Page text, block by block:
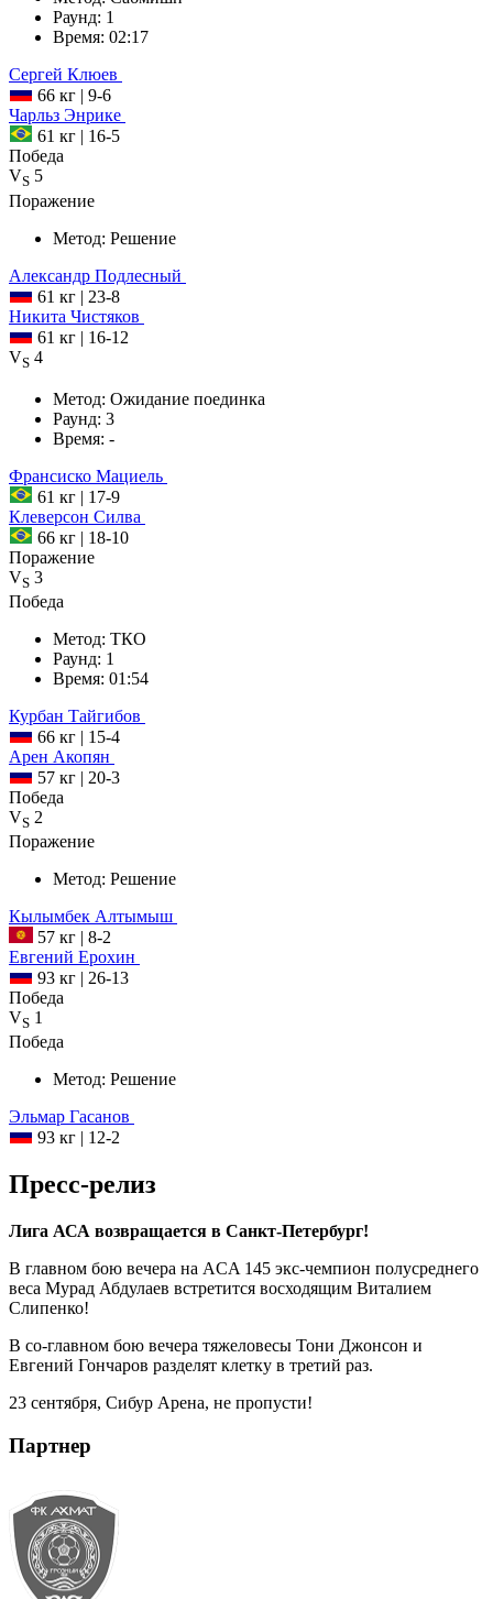
Раунд: 1
Время: 02:17
Сергей Клюев
66 кг | 9-6
Чарльз Энрике
61 кг | 16-5
Победа
VS 5
Поражение
Метод: Решение
Александр Подлесный
61 кг | 23-8
Никита Чистяков
61 кг | 16-12
VS 4
Метод: Ожидание поединка
Раунд: 3
Время: -
Франсиско Мациель
61 кг | 17-9
Клеверсон Силва
66 кг | 18-10
Поражение
VS 3
Победа
Метод: ТКО
Раунд: 1
Время: 01:54
Курбан Тайгибов
66 кг | 15-4
Арен Акопян
57 кг | 20-3
Победа
VS 2
Поражение
Метод: Решение
Кылымбек Алтымыш
57 кг | 8-2
Евгений Ерохин
93 кг | 26-13
Победа
VS 1
Победа
Метод: Решение
Эльмар Гасанов
93 кг | 12-2
Пресс-релиз
Лига АСА возвращается в Санкт-Петербург!
В главном бою вечера на ACA 145 экс-чемпион полусреднего
веса Мурад Абдулаев встретится восходящим Виталием
Слипенко!
В со-главном бою вечера тяжеловесы Тони Джонсон и
Евгений Гончаров разделят клетку в третий раз.
23 сентября, Сибур Арена, не пропусти!
Партнер